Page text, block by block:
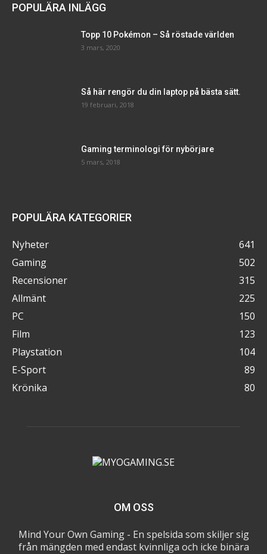
POPULÄRA INLÄGG
Topp 10 Pokémon – Så röstade världen
3 mars, 2020
Så här rengör du din laptop på bästa sätt.
19 februari, 2018
Gaming terminologi för nybörjare
5 mars, 2018
POPULÄRA KATEGORIER
Nyheter
641
Gaming
502
Recensioner
315
Allmänt
225
PC
150
Film
123
Playstation
104
E-Sport
89
Krönika
80
OM OSS
Mind Your Own Gaming - En spelsida som skiljer sig
från mängden med endast kvinnliga och icke binära